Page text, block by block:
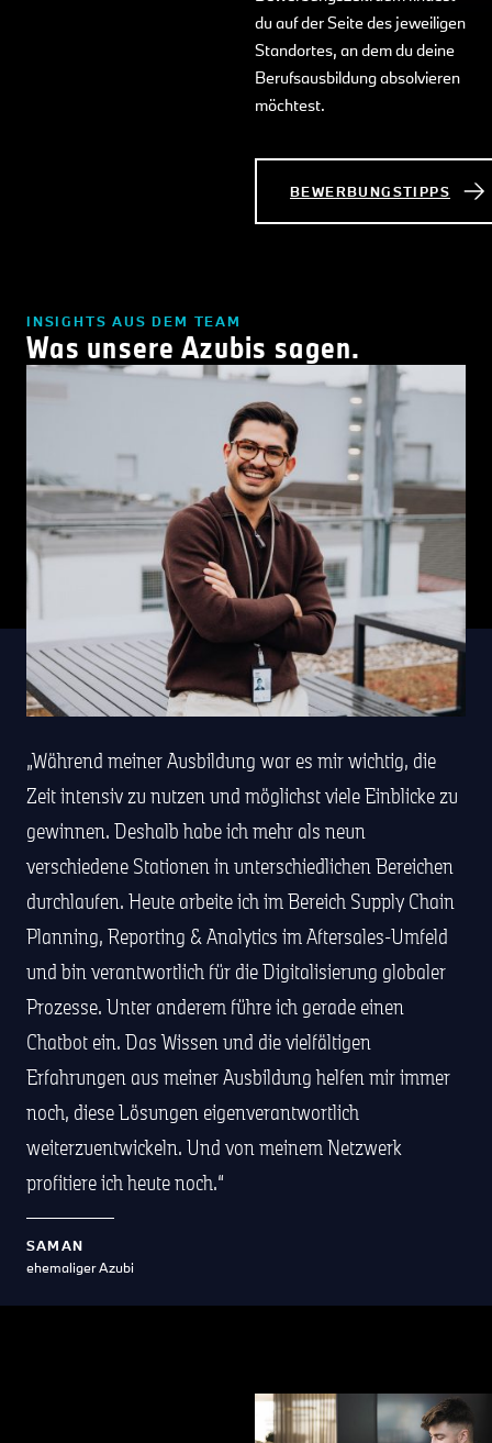
du auf der Seite des jeweiligen
Standortes, an dem du deine
Berufsausbildung absolvieren
möchtest.
BEWERBUNGSTIPPS
INSIGHTS AUS DEM TEAM
Was unsere Azubis sagen.
Während meiner Ausbildung war es mir wichtig, die
Zeit intensiv zu nutzen und möglichst viele Einblicke zu
gewinnen. Deshalb habe ich mehr als neun
verschiedene Stationen in unterschiedlichen Bereichen
durchlaufen. Heute arbeite ich im Bereich Supply Chain
Planning, Reporting & Analytics im Aftersales-Umfeld
und bin verantwortlich für die Digitalisierung globaler
Prozesse. Unter anderem führe ich gerade einen
Chatbot ein. Das Wissen und die vielfältigen
Erfahrungen aus meiner Ausbildung helfen mir immer
noch, diese Lösungen eigenverantwortlich
weiterzuentwickeln. Und von meinem Netzwerk
profitiere ich heute noch.
SAMAN
ehemaliger Azubi